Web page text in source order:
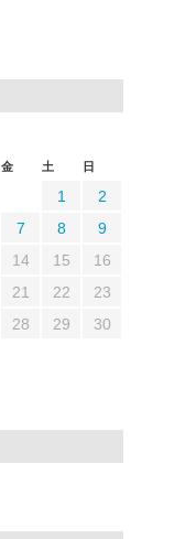
金 土 日
1
2
7 8
9
14 15
16
21 22
23
28 29
30